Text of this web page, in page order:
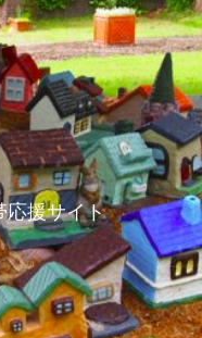
応援サイト